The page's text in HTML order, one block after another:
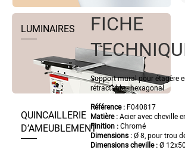
LUMINAIRES
QUINCAILLERIE
D’AMEUBLEMENT
FICHE
Support mural pour étagère
rétractable - hexagonal
Référence :F040817
Matière :Acier avec cheville
Finition :Chromé
Dimensions :Ø 8, pour trou
Dimensions cheville :Ø